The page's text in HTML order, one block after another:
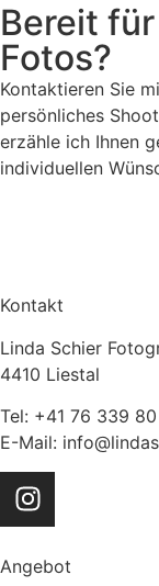
Bereit
Fotos?
Kontaktieren Sie
persönliches
erzähle ich Ihnen
individuellen
Kontakt
Linda Schier
4410 Liestal
Tel: +41 76 339
E-Mail:
Angebot